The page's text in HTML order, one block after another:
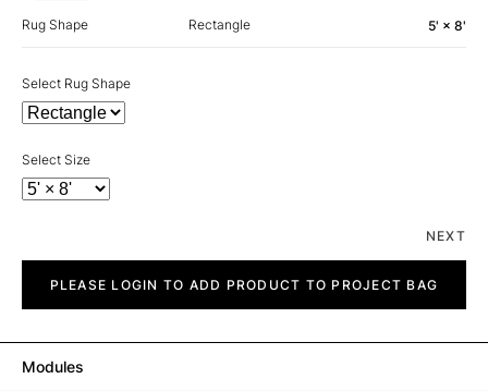
Rug Shape Rectangle 5' × 8'
Select Rug Shape
Select Size
NEXT
quantityPLEASE LOGIN TO ADD PRODUCT TO PROJECT BAG
Modules